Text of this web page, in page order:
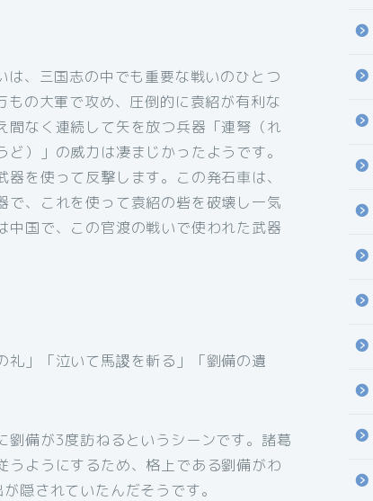
、三国志の中でも重要な戦いのひとつ
の大軍で攻め、圧倒的に袁紹が有利な
なく連続して矢を放つ兵器「連弩（れ
）」の威力は凄まじかったようです。
を使って反撃します。この発石車は、
、これを使って袁紹の砦を破壊し一気
中国で、この官渡の戦いで使われた武器
礼」「泣いて馬謖を斬る」「劉備の遺
劉備が3度訪ねるというシーンです。諸葛
ようにするため、格上である劉備がわ
隠されていたんだそうです。